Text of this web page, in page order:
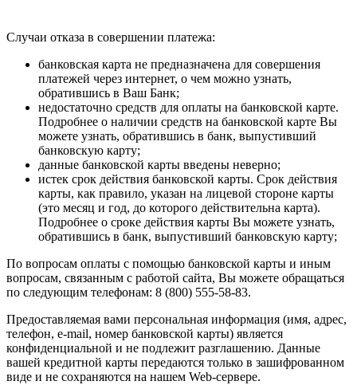
Случаи отказа в совершении платежа:
банковская карта не предназначена для совершения
платежей через интернет, о чем можно узнать,
обратившись в Ваш Банк;
недостаточно средств для оплаты на банковской карте.
Подробнее о наличии средств на банковской карте Вы
можете узнать, обратившись в банк, выпустивший
банковскую карту;
данные банковской карты введены неверно;
истек срок действия банковской карты. Срок действия
карты, как правило, указан на лицевой стороне карты
(это месяц и год, до которого действительна карта).
Подробнее о сроке действия карты Вы можете узнать,
обратившись в банк, выпустивший банковскую карту;
По вопросам оплаты с помощью банковской карты и иным
вопросам, связанным с работой сайта, Вы можете обращаться
по следующим телефонам: 8 (800) 555-58-83.
Предоставляемая вами персональная информация (имя, адрес,
телефон, e-mail, номер банковской карты) является
конфиденциальной и не подлежит разглашению. Данные
вашей кредитной карты передаются только в зашифрованном
виде и не сохраняются на нашем Web-сервере.